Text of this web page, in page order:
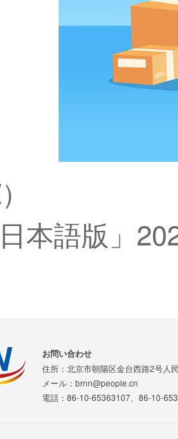
日本語版」
お問い合わせ
住所：北京市朝陽区金台西路2号人
メール：brnn@people.cn
電話：86-10-65363107、86-10-